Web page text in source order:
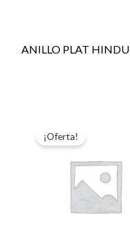
ANILLO PLAT HINDU
¡Oferta!